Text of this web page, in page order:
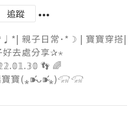
追蹤
親子日常･*☽ | 寶寶穿搭|
好去處分享✰⋆
👣 🌈
寶寶(⁎⁍̴̛ᴗ⁍̴̛⁎)𓃟𓃟